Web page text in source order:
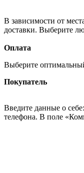
В зависимости от
доставки. Выберите
Оплата
Выберите
Покупатель
Введите данные о
телефона. В поле